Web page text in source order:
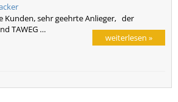
Kunden, sehr geehrte Anlieger, der
TAWEG …
weiterlesen »